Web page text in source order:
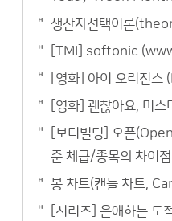
생산자선택이론
[TMI] softonic
[영화] 아이 오리진
[영화] 괜찮아요, 미
[보디빌딩] 오픈
준 체급/종목의 차이점
봉 차트(캔들 차트,
[시리즈] 은애하는 도